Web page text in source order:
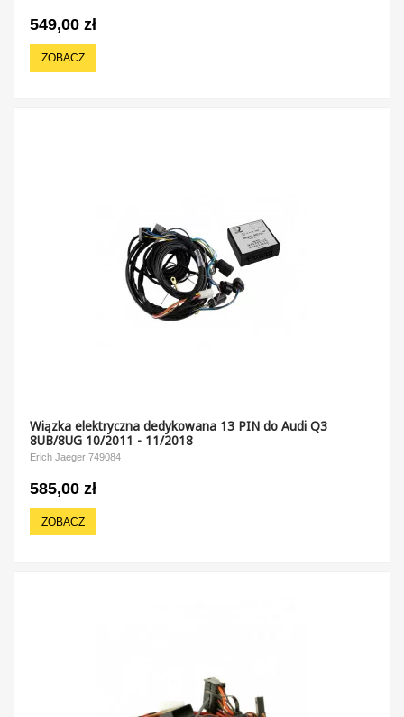
549,00 zł
ZOBACZ
Wiązka elektryczna dedykowana 13 PIN do Audi Q3
8UB/8UG 10/2011 - 11/2018
Erich Jaeger 749084
585,00 zł
ZOBACZ